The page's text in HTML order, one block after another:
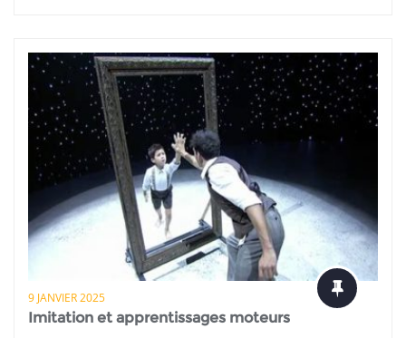
9 JANVIER 2025
Imitation et apprentissages moteurs